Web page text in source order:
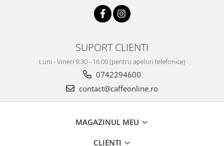
SUPORT CLIENTI
Luni - Vineri 9:30 - 16:00 (pentru apeluri telefonice)
0742294600
contact@caffeonline.ro
MAGAZINUL MEU
CLIENTI